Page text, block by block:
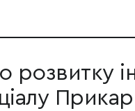
розвитку